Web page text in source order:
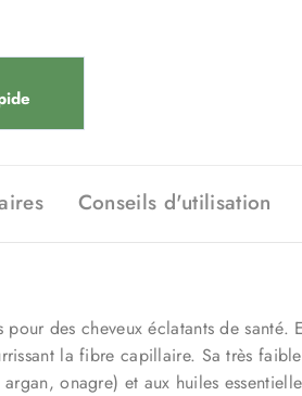
Conseils d'utilisation
des cheveux éclatants de
la fibre capillaire. Sa très
onagre) et aux huiles